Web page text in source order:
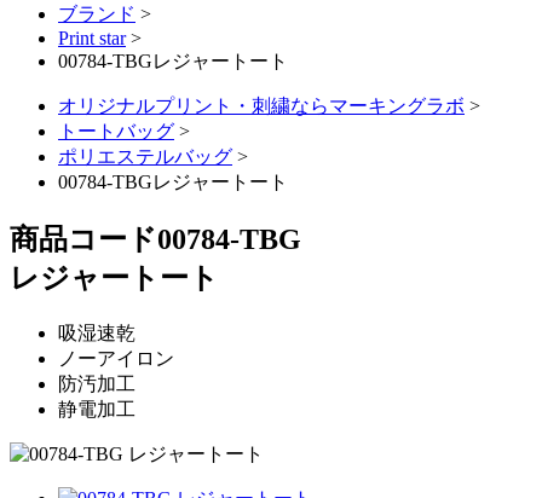
ブランド >
Print star >
00784-TBGレジャートート
オリジナルプリント・刺繍ならマーキングラボ >
トートバッグ >
ポリエステルバッグ >
00784-TBGレジャートート
商品コード00784-TBG
レジャートート
吸湿速乾
ノーアイロン
防汚加工
静電加工